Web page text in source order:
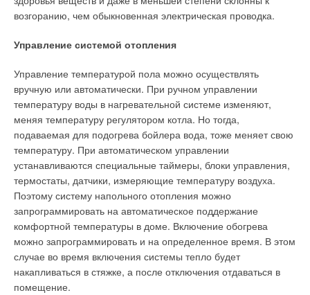
возгоранию, чем обыкновенная электрическая проводка.
Управление системой отопления
Управление температурой пола можно осуществлять
вручную или автоматически. При ручном управлении
температуру воды в нагревательной системе изменяют,
меняя температуру регулятором котла. Но тогда,
подаваемая для подогрева бойлера вода, тоже меняет свою
температуру. При автоматическом управлении
устанавливаются специальные таймеры, блоки управления,
термостаты, датчики, измеряющие температуру воздуха.
Поэтому систему напольного отопления можно
запрограммировать на автоматическое поддержание
комфортной температуры в доме. Включение обогрева
можно запрограммировать и на определенное время. В этом
случае во время включения системы тепло будет
накапливаться в стяжке, а после отключения отдаваться в
помещение.
Ваше имя *
Текст комментария
стремление к снижению эксплуатационных расходов ставит
проектировщиков и монтажников в ситуацию, когда
необходимо найти отопительную систему, требующую
комфорта и безопасности.
Самые хорошие примеры — это Чехия, Венгрия и Эстония,
где прежние большие комбинаты были разделены,
приватизированы и впоследствии перестроены для новых
производств, при этом большие котельные были
демонтированы, так как не было ни средств, ни смысла их
реконструировать. Почти на всех этих объектах при
реконструкции отопительной системы выбор пал на прямые
газовые отопительные системы, где каждый цех или склад
является независимым владельцем и потребителем своего
тепла. Простая и быстрая установка, простое обслуживание,
где монтажнику не нужно никакое специальное
оборудование, дает подвесным газовым обогревателям
воздуха Robur серии M большое преимущество в сравнении